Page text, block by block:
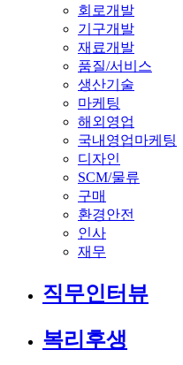
회로개발
기구개발
재료개발
품질/서비스
생산기술
마케팅
해외영업
국내영업마케팅
디자인
SCM/물류
구매
환경안전
인사
재무
직무인터뷰
복리후생